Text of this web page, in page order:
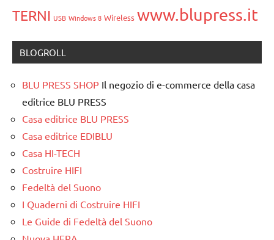
TERNI USB Windows 8 Wireless www.blupress.it
BLOGROLL
BLU PRESS SHOP Il negozio di e-commerce della casa
editrice BLU PRESS
Casa editrice BLU PRESS
Casa editrice EDIBLU
Casa HI-TECH
Costruire HIFI
Fedeltà del Suono
I Quaderni di Costruire HIFI
Le Guide di Fedeltà del Suono